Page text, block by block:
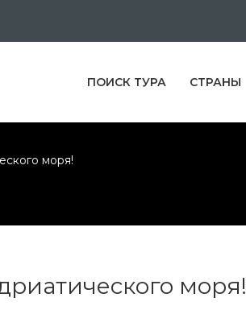
ПОИСК ТУРА СТРАНЫ
моря!
моря!